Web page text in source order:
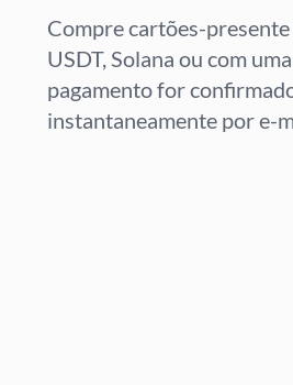
Compre cartões-
USDT, Solana ou com
pagamento for
instantaneamente por e-